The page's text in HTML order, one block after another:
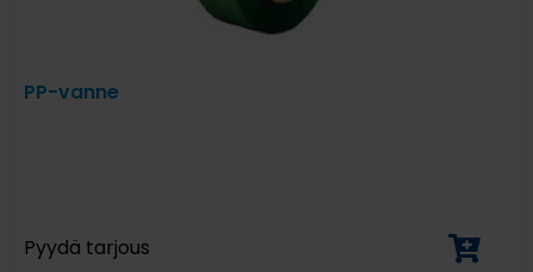
PP-vanne
Pyydä tarjous